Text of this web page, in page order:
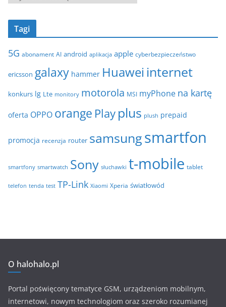
e
c
w
Tagi
5G abonament AI android aplikacja apple cyberbezpieczeństwo
ericsson galaxy hammer Huawei internet
konkurs lg Lte monitory motorola MSI myPhone na kartę
oferta OPPO orange Play plus plush prepaid
promocja recenzja router samsungsmartfon
smartfony smartwatch Sony słuchawki t-mobile tablet
telefon tenda test TP-Link Xiaomi Xperia światłowód
O halohalo.pl
Portal poświęcony tematyce GSM, urządzeniom mobilnym,
internetowi, nowym technologiom oraz szeroko rozumianej